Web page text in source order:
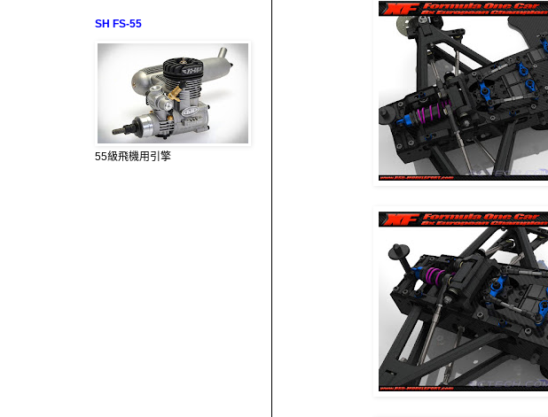
SH FS-55
55級飛機用引擎